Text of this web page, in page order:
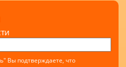
Вы подтверждаете, что